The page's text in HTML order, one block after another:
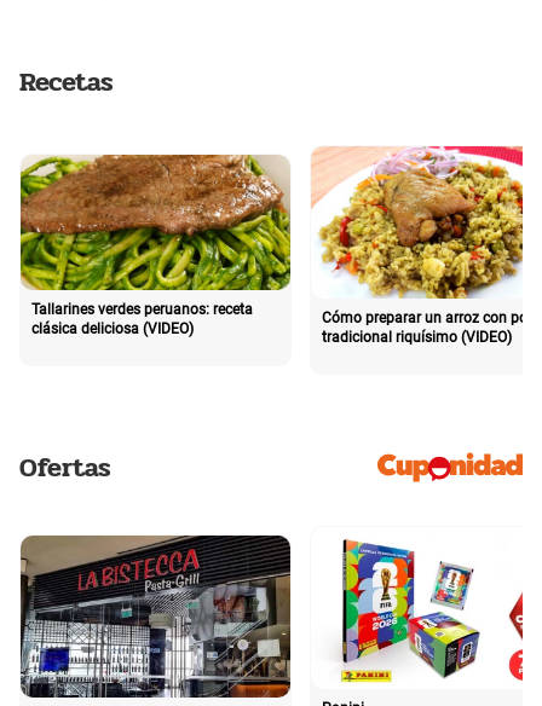
Recetas
Tallarines verdes peruanos: receta
clásica deliciosa (VIDEO)
Cómo preparar un arroz con pollo
tradicional riquísimo (VIDEO)
Ofertas